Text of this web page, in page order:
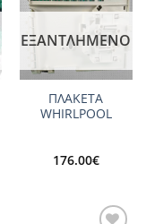
Add to
wishlist
ΕΞΑΝΤΛΗΜΈΝΟ
ΠΛΑΚΕΤΑ
WHIRLPOOL
176.00€